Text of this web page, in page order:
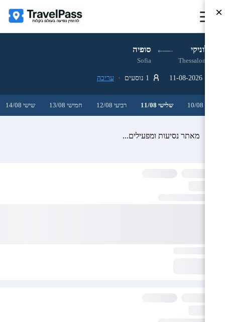
סלוניקי סופיה
Thessaloniki
Sofia
עריכה
שלישי 11/08 רביעי 12/08 חמישי 13/08 שישי 14/08
מאתר נסיעות ומפעילים...
×